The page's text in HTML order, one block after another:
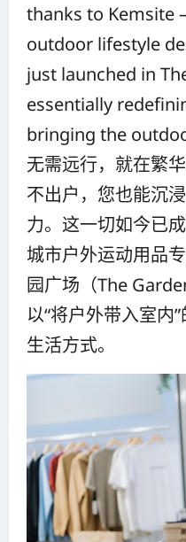
thanks to Kemsite
outdoor lifestyle
just launched in
essentially
bringing the
无需远行，就在繁
不出户，您也能沉
力。这一切如今已
城市户外运动用品
园广场（The
以“将户外带入室内
生活方式。